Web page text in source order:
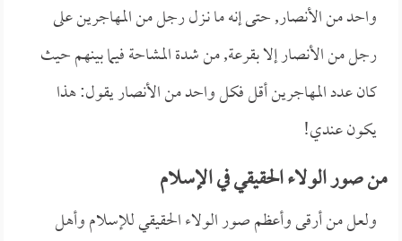
واحد من الأنصار, حتى إنه ما نـزل رجل من المهاجرين على
رجل من الأنصار إلا بقرعة, من شدة المشاحة فيما بينهم حيث
كان عدد المهاجرين أقل فكل واحد من الأنصار يقول: هذا
يكون عندي!
من صور الولاء الحقيقي في الإسلام
ولعل من أرقى وأعظم صور الولاء الحقيقي للإسلام وأهل